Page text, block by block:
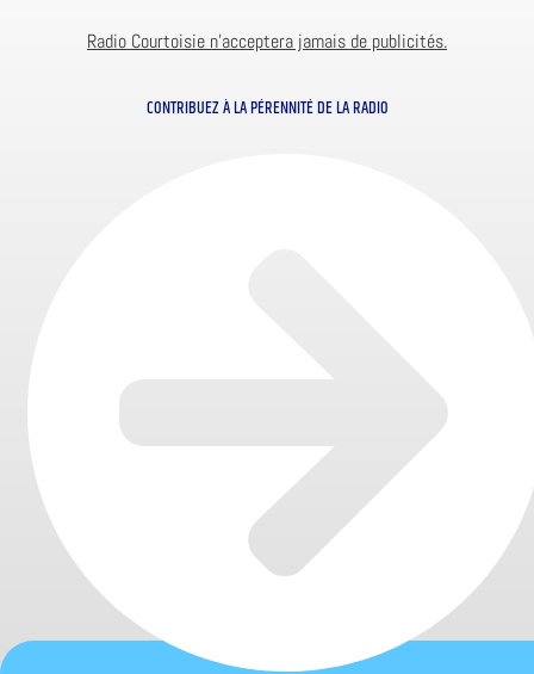
Radio Courtoisie n’acceptera jamais de publicités.
CONTRIBUEZ À LA PÉRENNITÉ DE LA RADIO